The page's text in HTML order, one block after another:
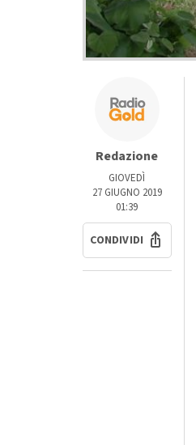
Redazione
GIOVEDÌ
27 GIUGNO 2019
01:39
CONDIVIDI